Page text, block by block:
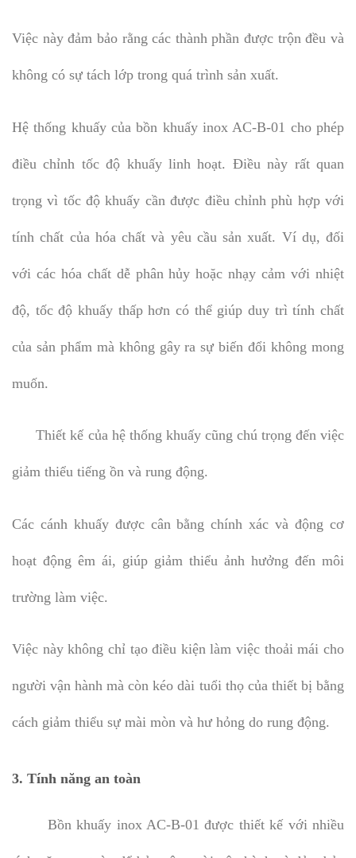
Việc này đảm bảo rằng các thành phần được trộn đều và
không có sự tách lớp trong quá trình sản xuất.
Hệ thống khuấy của bồn khuấy inox AC-B-01 cho phép
điều chỉnh tốc độ khuấy linh hoạt. Điều này rất quan
trọng vì tốc độ khuấy cần được điều chỉnh phù hợp với
tính chất của hóa chất và yêu cầu sản xuất. Ví dụ, đối
với các hóa chất dễ phân hủy hoặc nhạy cảm với nhiệt
độ, tốc độ khuấy thấp hơn có thể giúp duy trì tính chất
của sản phẩm mà không gây ra sự biến đổi không mong
muốn.
Thiết kế của hệ thống khuấy cũng chú trọng đến việc
giảm thiểu tiếng ồn và rung động.
Các cánh khuấy được cân bằng chính xác và động cơ
hoạt động êm ái, giúp giảm thiểu ảnh hưởng đến môi
trường làm việc.
Việc này không chỉ tạo điều kiện làm việc thoải mái cho
người vận hành mà còn kéo dài tuổi thọ của thiết bị bằng
cách giảm thiểu sự mài mòn và hư hỏng do rung động.
3. Tính năng an toàn
Bồn khuấy inox AC-B-01 được thiết kế với nhiều